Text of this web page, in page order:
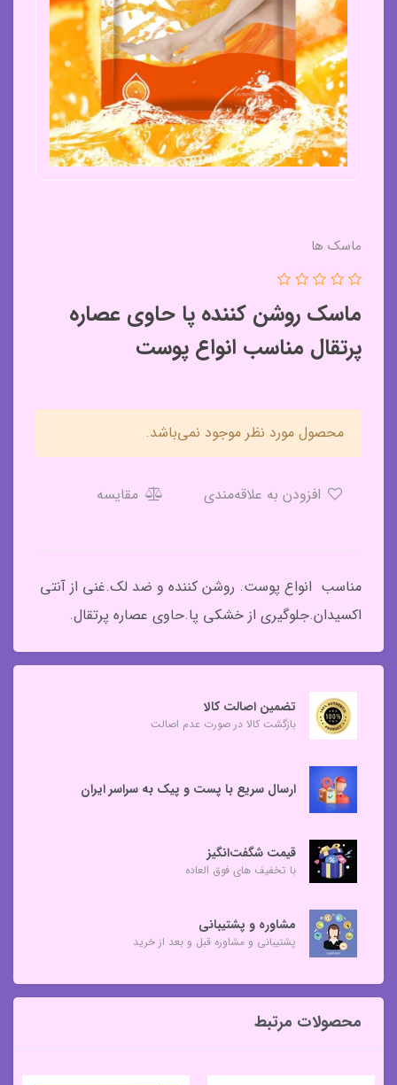
ماسک ها
ماسک روشن کننده پا حاوی عصاره
پرتقال مناسب انواع پوست
محصول مورد نظر موجود نمی‌باشد.
مقایسه
مناسب انواع پوست. روشن کننده و ضد لک.غنی از آنتی
اکسیدان.جلوگیری از خشکی پا.حاوی عصاره پرتقال.
تضمین اصالت کالا
بازگشت کالا در صورت عدم اصالت
ارسال سریع با پست و پیک به سراسر ایران
قیمت شگفت‌انگیز
با تخفیف های فوق العاده
مشاوره و پشتیبانی
پشتیبانی و مشاوره قبل و بعد از خرید
محصولات مرتبط